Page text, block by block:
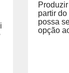
partir
possa
opção